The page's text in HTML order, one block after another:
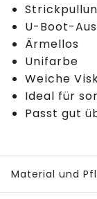
U-Boot-
Ärmellos
Unifarbe
Weiche
Ideal für
Passt gut
Material und